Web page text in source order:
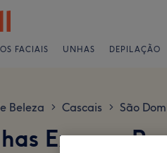
FACIAIS UNHAS DEPILAÇÃO
Beleza > Cascais > São
Express